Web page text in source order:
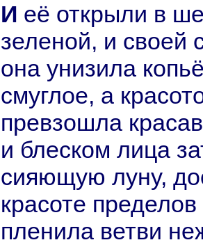
И её открыли в шестой одежде,
зеленой, и своей
онa унизила
смуглое, а
превзошла
и блескoм лица
сияющую луну,
кpaсоте
пленила ветви